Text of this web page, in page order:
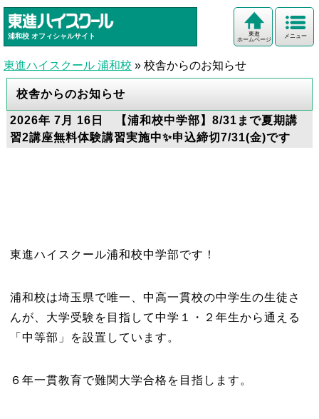
浦和校 オフィシャルサイト メニュー
東進
ホームページ
東進ハイスクール 浦和校 » 校舎からのお知らせ
校舎からのお知らせ
2026年 7月 16日 【浦和校中学部】8/31まで夏期講
習2講座無料体験講習実施中✨申込締切7/31(金)です
東進ハイスクール浦和校中学部です！
浦和校は埼玉県で唯一、中高一貫校の中学生の生徒さ
んが、大学受験を目指して中学１・２年生から通える
「中等部」を設置しています。
６年一貫教育で難関大学合格を目指します。